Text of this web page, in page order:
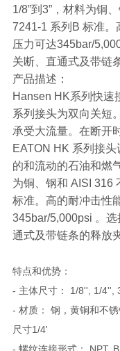
1/8”到3”，材料为铜
7241-1 系列B 标准
压力可达345bar/
关断、直通式及带链
产品描述：
Hansen HK系列快速
系列接头为双向关短
承受大流量。在断开
EATON HK 系列接
的和流动的石油和燃
为铜、钢和 AISI 316
标准。高的耐冲击性
345bar/5,000psi 。
通式及带链条的释放
特点和优势：
- 主体尺寸： 1/8'', 1/4'',
- 材质： 钢，黄铜和不
尺寸1/4'
- 螺纹连接形式： NPT,